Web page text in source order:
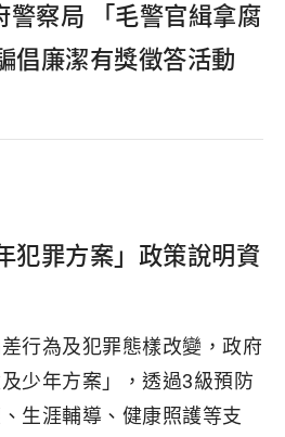
警察局 「毛警官緝拿腐
倡廉潔有獎徵答活動
犯罪方案」政策說明資
行為及犯罪態樣改變，政府
少年方案」，透過3級預防
生涯輔導、健康照護等支